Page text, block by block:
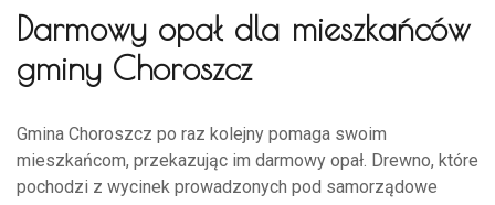
Darmowy opał dla mieszkańców
gminy Choroszcz
Gmina Choroszcz po raz kolejny pomaga swoim
mieszkańcom, przekazując im darmowy opał. Drewno, które
pochodzi z wycinek prowadzonych pod samorządowe